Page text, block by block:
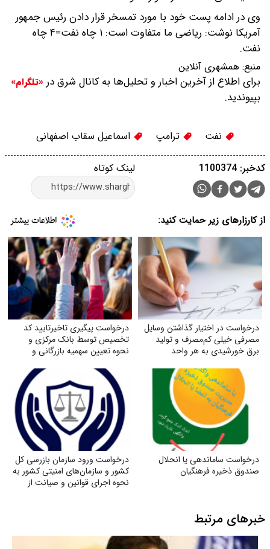
وی در ادامه پست خود با مورد تمسخر قرار دادن رئیس جمهور
آمریکا نوشت: ریاضی ما متفاوت است: ۱ چاه نفت=۴ چاه
نفت.
منبع: همشهری آنلاین
برای اطلاع از آخرین اخبار و تحلیل‌ها به کانال شرق در «تلگرام»
بپیوندید.
نفت ترامپ اسماعیل سقاب اصفهانی
لینک کوتاه کدخبر: 1100374
از کارزارهای زیر حمایت کنید:
درخواست در اختیار گذاشتن وسایل
مصرفی خیلی کم‌مصرف و تولید
برق خورشیدی به هر واحد
درخواست پیگیری تاخیرتایید کد
تخصیص توسط بانک مرکزی و
نحوه تعیین سهمیه بازرگانی و
درخواست ساماندهی یا انحلال
صندوق ذخیره فرهنگیان
درخواست ورود سازمان بازرسی کل
کشور و سازمان‌های امنیتی کشور به
نحوه اجرای قوانین و صیانت از
خبرهای مرتبط